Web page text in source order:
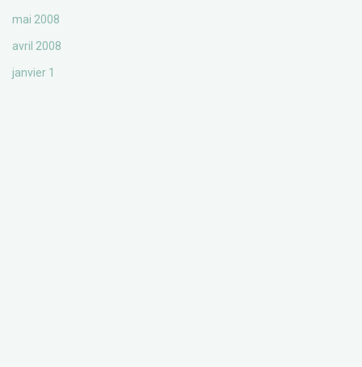
mai 2008
avril 2008
janvier 1